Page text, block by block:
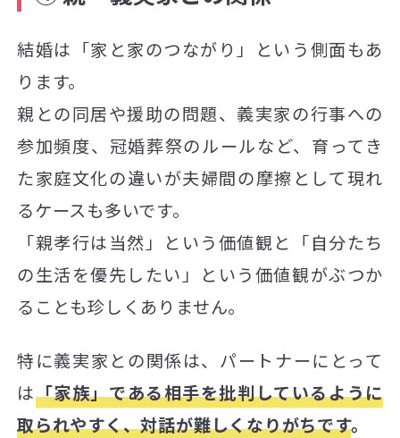
結婚は「家と家のつながり」という側面もあ
ります。
親との同居や援助の問題、義実家の行事への
参加頻度、冠婚葬祭のルールなど、育ってき
た家庭文化の違いが夫婦間の摩擦として現れ
るケースも多いです。
「親孝行は当然」という価値観と「自分たち
の生活を優先したい」という価値観がぶつか
ることも珍しくありません。
特に義実家との関係は、パートナーにとって
は「家族」である相手を批判しているように
取られやすく、対話が難しくなりがちです。